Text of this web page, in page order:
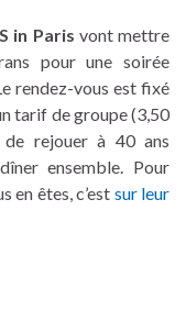
in Paris vont mettre
pour une soirée
rendez-vous est fixé
tarif de groupe (3,50
de rejouer à 40 ans
ensemble. Pour
en êtes, c’est sur leur